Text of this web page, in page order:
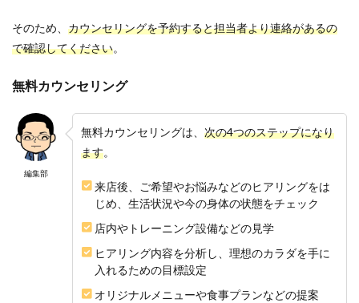
そのため、 カウンセリングを予約すると担当者より連絡があるの
で確認してください。
無料カウンセリング
編集部
無料カウンセリングは、 次の4つのステップになり
ます。
来店後、ご希望やお悩みなどのヒアリングをは
じめ、生活状況や今の身体の状態をチェック
店内やトレーニング設備などの見学
ヒアリング内容を分析し、理想のカラダを手に
入れるための目標設定
オリジナルメニューや食事プランなどの提案